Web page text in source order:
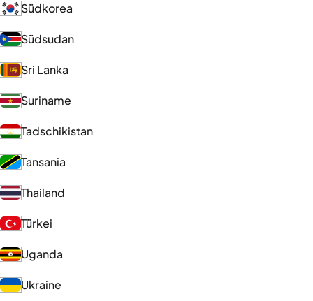
Südkorea
Südsudan
Sri Lanka
Suriname
Tadschikistan
Tansania
Thailand
Türkei
Uganda
Ukraine